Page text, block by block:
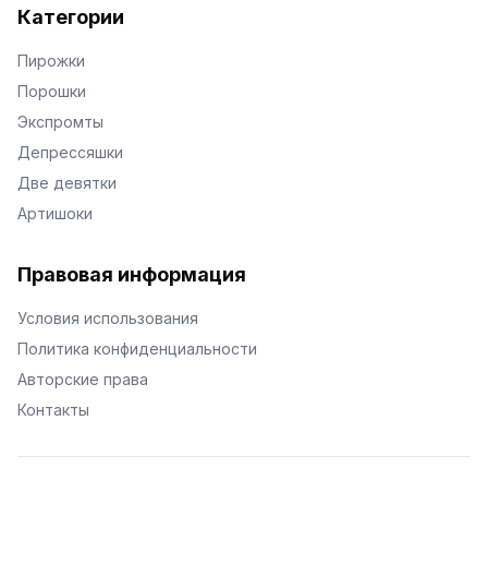
Категории
Пирожки
Порошки
Экспромты
Депрессяшки
Две девятки
Артишоки
Правовая информация
Условия использования
Политика конфиденциальности
Авторские права
Контакты